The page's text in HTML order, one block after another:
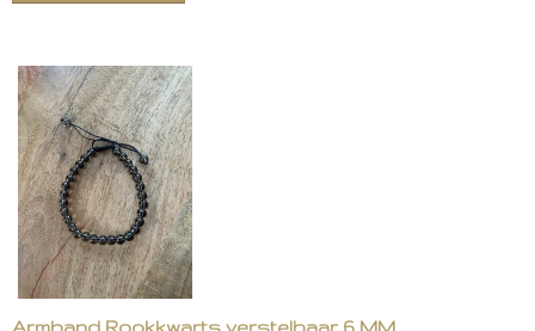
Armband Rookkwarts verstelbaar 6 MM